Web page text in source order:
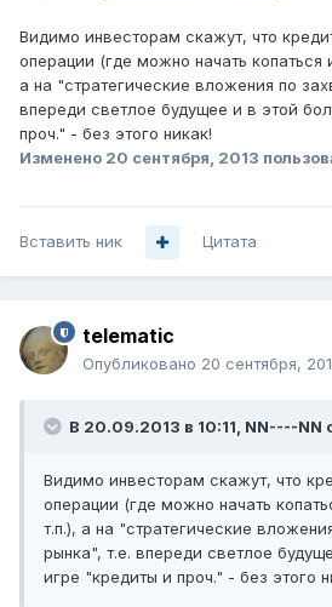
Видимо инвесторам скажут, что
операции (где можно начать копаться
а на "стратегические вложения по
впереди светлое будущее и в этой
проч." - без этого никак!
Изменено 20 сентября, 2013
Вставить ник Цитата
telematic
Опубликовано 20 сентября,
В 20.09.2013 в 10:11, NN----NN
Видимо инвесторам скажут, что
операции (где можно начать
т.п.), а на "стратегические
рынка", т.е. впереди светлое
игре "кредиты и проч." - без этого